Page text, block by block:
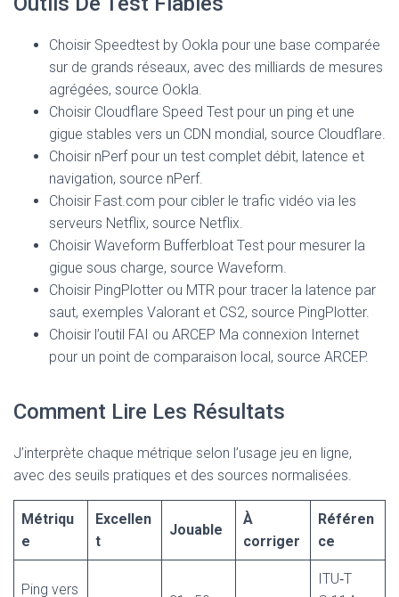
Choisir Speedtest by Ookla pour une base comparée
sur de grands réseaux, avec des milliards de mesures
agrégées, source Ookla.
Choisir Cloudflare Speed Test pour un ping et une
gigue stables vers un CDN mondial, source Cloudflare.
Choisir nPerf pour un test complet débit, latence et
navigation, source nPerf.
Choisir Fast.com pour cibler le trafic vidéo via les
serveurs Netflix, source Netflix.
Choisir Waveform Bufferbloat Test pour mesurer la
gigue sous charge, source Waveform.
Choisir PingPlotter ou MTR pour tracer la latence par
saut, exemples Valorant et CS2, source PingPlotter.
Choisir l’outil FAI ou ARCEP Ma connexion Internet
pour un point de comparaison local, source ARCEP.
Comment Lire Les Résultats
J’interprète chaque métrique selon l’usage jeu en ligne,
avec des seuils pratiques et des sources normalisées.
Métriqu
e
Excellen
t
Jouable
À
corriger
Référen
ce
Ping vers
ITU‑T